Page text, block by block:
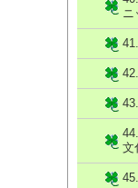
ニ
文